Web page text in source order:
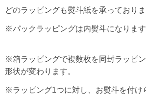
どのラッピングも熨斗紙を承っておりま
※パックラッピングは内熨斗になります
※箱ラッピングで複数枚を同封ラッピ
形状が変わります。
※ラッピング1つに対し、お熨斗を付け